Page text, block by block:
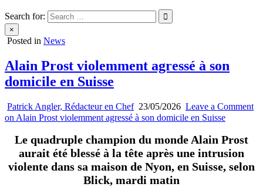
Search for:
×
Posted in News
Alain Prost violemment agressé à son
domicile en Suisse
Patrick Angler, Rédacteur en Chef 23/05/2026 Leave a Comment
on Alain Prost violemment agressé à son domicile en Suisse
Le quadruple champion du monde Alain Prost
aurait été blessé à la tête après une intrusion
violente dans sa maison de Nyon, en Suisse, selon
Blick, mardi matin